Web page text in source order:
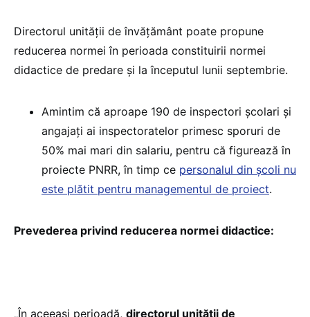
Directorul unității de învăţământ poate propune
reducerea normei în perioada constituirii normei
didactice de predare şi la începutul lunii septembrie.
Amintim că aproape 190 de inspectori școlari și
angajați ai inspectoratelor primesc sporuri de
50% mai mari din salariu, pentru că figurează în
proiecte PNRR, în timp ce personalul din școli nu
este plătit pentru managementul de proiect.
Prevederea privind reducerea normei didactice:
„În aceeaşi perioadă, directorul unității de